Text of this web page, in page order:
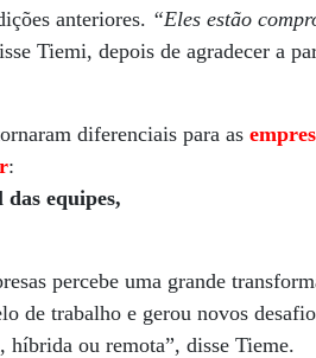
anteriores. “Eles estão
Tiemi, depois de agradecer a
diferenciais para as
:
equipes,
percebe uma grande
de trabalho e gerou novos
híbrida ou remota”, disse Tieme.